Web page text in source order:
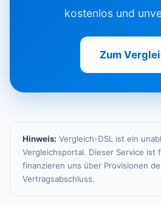
kostenlos und
Zum
Hinweis: Vergleich-DSL ist ein
Vergleichsportal. Dieser Service ist
finanzieren uns über Provisionen
Vertragsabschluss.